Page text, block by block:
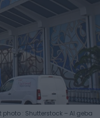
photo : Shutterstock – Al.geba